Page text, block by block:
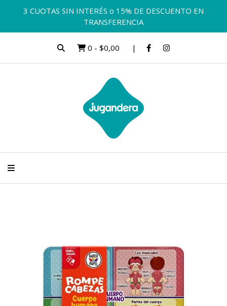
3 CUOTAS SIN INTERÉS o 15% DE DESCUENTO EN
TRANSFERENCIA
0 - $0,00